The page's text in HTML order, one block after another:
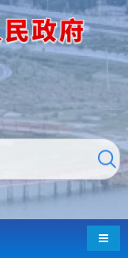
导航